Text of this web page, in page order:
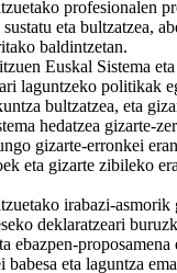
profesionalen
eta bultzatzea,
baldintzetan.
Euskal Sistema
laguntzeko politikak
bultzatzea, eta
hedatzea gizarte-
gizarte-erronkei
eta gizarte zibileko
irabazi-asmorik
deklaratzeari
ebazpen-proposamena
babesa eta laguntza